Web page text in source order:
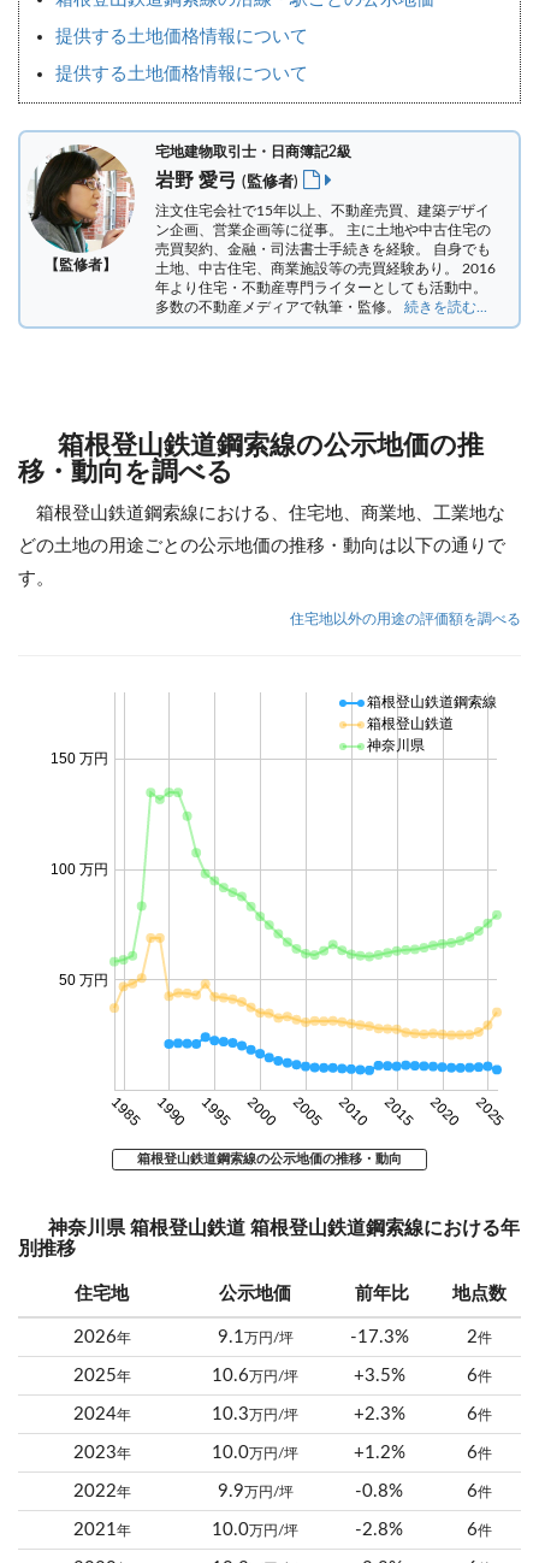
提供する土地価格情報について
提供する土地価格情報について
【監修者】
宅地建物取引士・日商簿記2級
岩野 愛弓 (監修者)
注文住宅会社で15年以上、不動産売買、建築デザイ
ン企画、営業企画等に従事。 主に土地や中古住宅の
売買契約、金融・司法書士手続きを経験。 自身でも
土地、中古住宅、商業施設等の売買経験あり。 2016
年より住宅・不動産専門ライターとしても活動中。
多数の不動産メディアで執筆・監修。 続きを読む...
箱根登山鉄道鋼索線の公示地価の推
移・動向を調べる
箱根登山鉄道鋼索線における、住宅地、商業地、工業地な
どの土地の用途ごとの公示地価の推移・動向は以下の通りで
す。
住宅地以外の用途の評価額を調べる
1985 1990 1995 2000 2005 2010 2015 2020 2025
50 万円
100 万円
150 万円
箱根登山鉄道鋼索線
箱根登山鉄道
神奈川県
箱根登山鉄道鋼索線の公示地価の推移・動向
神奈川県 箱根登山鉄道 箱根登山鉄道鋼索線における年
別推移
住宅地 公示地価 前年比 地点数
2026年 9.1万円/坪 -17.3% 2件
2025年 10.6万円/坪 +3.5% 6件
2024年 10.3万円/坪 +2.3% 6件
2023年 10.0万円/坪 +1.2% 6件
2022年 9.9万円/坪 -0.8% 6件
2021年 10.0万円/坪 -2.8% 6件